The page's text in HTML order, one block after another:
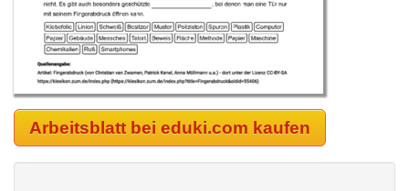
Arbeitsblatt bei eduki.com kaufen